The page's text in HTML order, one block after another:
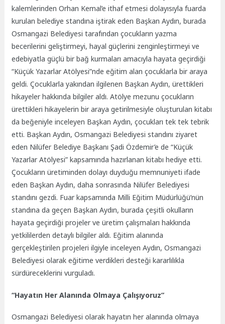
kalemlerinden Orhan Kemal’e ithaf etmesi dolayısıyla fuarda
kurulan belediye standına iştirak eden Başkan Aydın, burada
Osmangazi Belediyesi tarafından çocukların yazma
becerilerini geliştirmeyi, hayal güçlerini zenginleştirmeyi ve
edebiyatla güçlü bir bağ kurmaları amacıyla hayata geçirdiği
“Küçük Yazarlar Atölyesi”nde eğitim alan çocuklarla bir araya
geldi. Çocuklarla yakından ilgilenen Başkan Aydın, ürettikleri
hikayeler hakkında bilgiler aldı. Atölye mezunu çocukların
ürettikleri hikayelerin bir araya getirilmesiyle oluşturulan kitabı
da beğeniyle inceleyen Başkan Aydın, çocukları tek tek tebrik
etti. Başkan Aydın, Osmangazi Belediyesi standını ziyaret
eden Nilüfer Belediye Başkanı Şadi Özdemir’e de “Küçük
Yazarlar Atölyesi” kapsamında hazırlanan kitabı hediye etti.
Çocukların üretiminden dolayı duyduğu memnuniyeti ifade
eden Başkan Aydın, daha sonrasında Nilüfer Belediyesi
standını gezdi. Fuar kapsamında Milli Eğitim Müdürlüğü’nün
standına da geçen Başkan Aydın, burada çeşitli okulların
hayata geçirdiği projeler ve üretim çalışmaları hakkında
yetkililerden detaylı bilgiler aldı. Eğitim alanında
gerçekleştirilen projeleri ilgiyle inceleyen Aydın, Osmangazi
Belediyesi olarak eğitime verdikleri desteği kararlılıkla
sürdüreceklerini vurguladı.
“Hayatın Her Alanında Olmaya Çalışıyoruz”
Osmangazi Belediyesi olarak hayatın her alanında olmaya